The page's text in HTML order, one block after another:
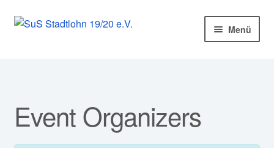
Zur
Zum
Menü
Unser Verein
Event Organizers